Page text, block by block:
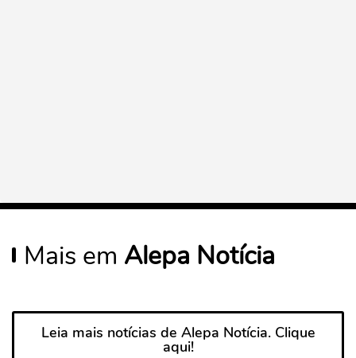
Mais em Alepa Notícia
Leia mais notícias de Alepa Notícia. Clique
aqui!